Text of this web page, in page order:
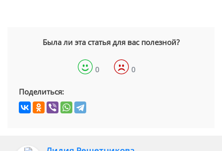
Была ли эта статья для вас полезной?
0 0
Поделиться: